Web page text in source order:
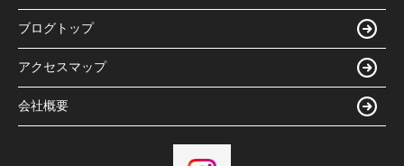
ブログトップ
アクセスマップ
会社概要